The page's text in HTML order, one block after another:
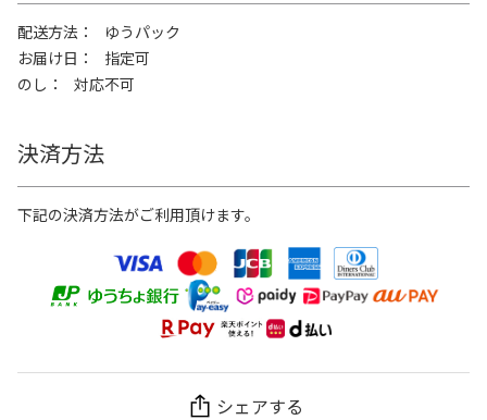
配送方法
ゆうパック
お届け日
指定可
のし
対応不可
決済方法
下記の決済方法がご利用頂けます。
シェアする